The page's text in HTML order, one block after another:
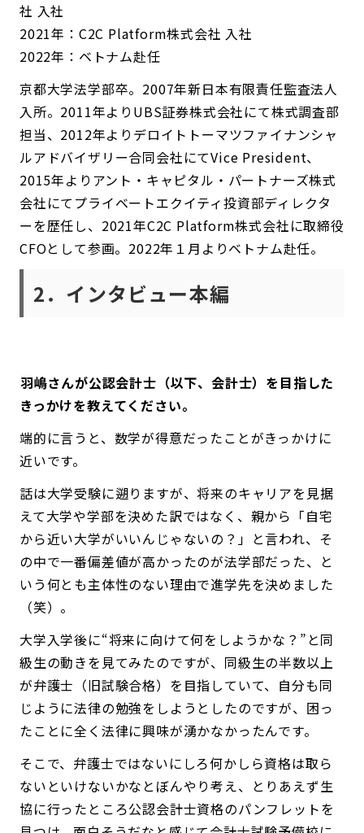
社 入社
2021年：C2C Platform株式会社 入社
2022年：ベトナム赴任
京都大学法学部卒。2007年新日本有限責任監査法人
入所。2011年よりUBS証券株式会社にて株式調査部
担当、2012年よりデロイトトーマツファイナンシャ
ルアドバイザリー合同会社にてVice President、
2015年よりアント・キャピタル・パートナーズ株式
会社にてプライベートエクイティ投資部ディレクタ
ーを歴任し、2021年C2C Platform株式会社に取締役
CFOとして参画。2022年１月よりベトナム赴任。
2．インタビュー本編
――羽嶋さんが公認会計士（以下、会計士）を目指した
きっかけを教えてください。
端的に言うと、数学が得意だったことがきっかけに
近いです。
話は大学受験に遡りますが、将来のキャリアを見据
えて大学や学部を決めた訳ではなく、親から「自宅
から近い大学がいいんじゃないの？」と言われ、そ
の中で一番偏差値が高かったのが法学部だった、と
いう何とも主体性のない理由で進学先を決めました
（笑）。
大学入学後に“将来に向けて何をしようかな？”と同
級生の動きを見てみたのですが、同級生の半数以上
が弁護士（旧試験合格）を目指していて、自分も同
じように法律の勉強をしようとしたのですが、困っ
たことに全く法律に興味が湧かなかったんです。
そこで、弁護士ではないにしろ何かしら資格は取ら
ないといけないかなとぼんやり考え、とりあえず生
協に行ったところ公認会計士資格のパンフレットを